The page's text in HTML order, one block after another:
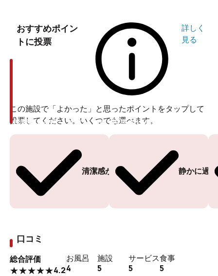
ん」、「とある魔術の禁書目録」など、数多くのアニメ
の舞台になっている東京都立川市。アニメの聖地として
全国的にも知られています。
梅の湯があるのは、JR立川駅から歩いて7分ほどの場
所。ひたすらまっすぐ進むだけなので、行き方はとても
JR立川駅北口から外に出ます。
おすすめポイン
トに投票
詳しく
見る
この施設で「よかった」と思ったポイントをタップして
投票してください。いくつでも選べます。
清潔感がある
投票ありがとうございます
静かに過
投票ありがとうございます
口コミ
総合評価
★★★★★4.2
お風呂
4
施設
5
サービス
5
食事
5